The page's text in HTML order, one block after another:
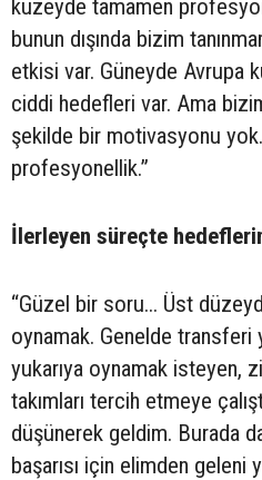
kuzeyde tamamen
bunun dışında bizim
etkisi var. Güneyde Avrupa
ciddi hedefleri var. Ama
şekilde bir motivasyonu
profesyonellik.”
İlerleyen süreçte
“Güzel bir soru... Üst
oynamak. Genelde transferi
yukarıya oynamak isteyen,
takımları tercih etmeye
düşünerek geldim. Burada
başarısı için elimden geleni